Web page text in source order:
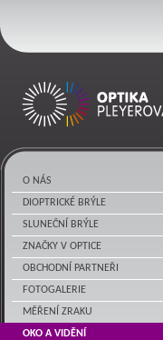
Optika Pleyerová
O NÁS
DIOPTRICKÉ BRÝLE
SLUNEČNÍ BRÝLE
ZNAČKY V OPTICE
OBCHODNÍ PARTNEŘI
FOTOGALERIE
MĚŘENÍ ZRAKU
OKO A VIDĚNÍ